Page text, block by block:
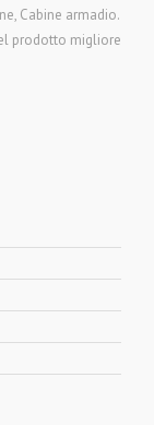
Cabine armadio.
prodotto migliore